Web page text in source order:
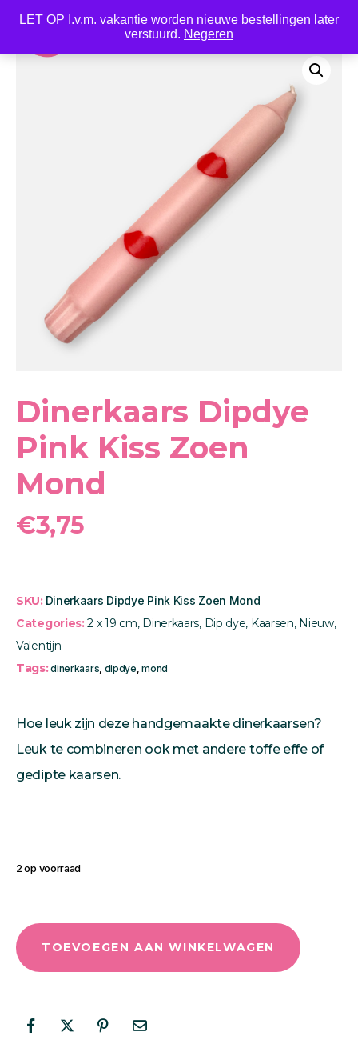
LET OP I.v.m. vakantie worden nieuwe bestellingen later
verstuurd. Negeren
Dinerkaars Dipdye
Pink Kiss Zoen
Mond
€3,75
SKU: Dinerkaars Dipdye Pink Kiss Zoen Mond
Categories: 2 x 19 cm, Dinerkaars, Dip dye, Kaarsen, Nieuw,
Valentijn
Tags:dinerkaars dipdye ,mond
Hoe leuk zijn deze handgemaakte dinerkaarsen?
Leuk te combineren ook met andere toffe effe of
gedipte kaarsen.
2 op voorraad
TOEVOEGEN AAN WINKELWAGEN